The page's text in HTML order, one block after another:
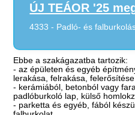
ÚJ TEÁOR '25
4333 - Padló- és
Ebbe a szakágazatba tartozik:
- az épületen és egyéb
lerakása, felrakása,
- kerámiából, betonból vagy
padlóburkoló lap, külső
- parketta és egyéb, fából